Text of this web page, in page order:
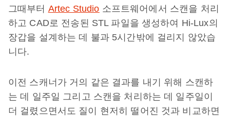
그때부터 Artec Studio 소프트웨어에서 스캔을 처리
하고 CAD로 전송된 STL 파일을 생성하여 Hi-Lux의
장갑을 설계하는 데 불과 5시간밖에 걸리지 않았습
니다.
이전 스캐너가 거의 같은 결과를 내기 위해 스캔하
는 데 일주일 그리고 스캔을 처리하는 데 일주일이
더 걸렸으면서도 질이 현저히 떨어진 것과 비교하면